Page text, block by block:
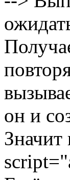
он и
Значит